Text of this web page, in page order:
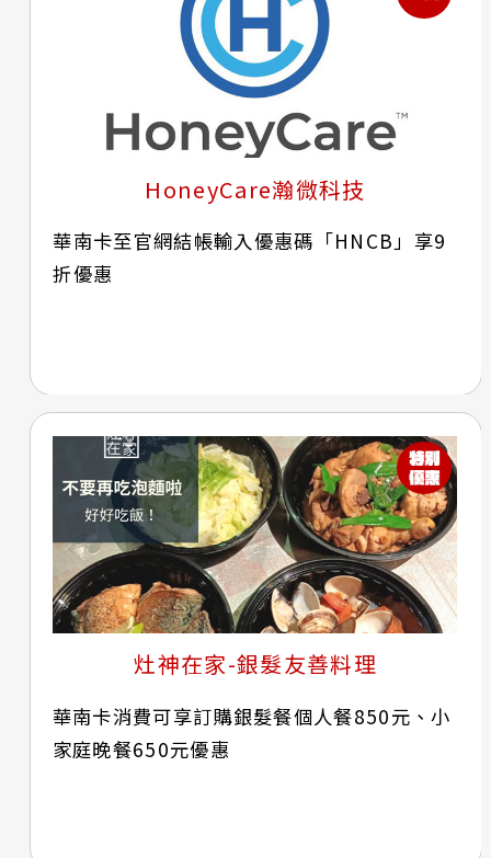
HoneyCare瀚微科技
華南卡至官網結帳輸入優惠碼「HNCB」享9
折優惠
灶神在家-銀髮友善料理
華南卡消費可享訂購銀髮餐個人餐850元、小
家庭晚餐650元優惠